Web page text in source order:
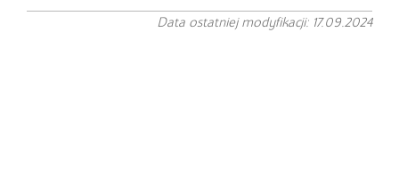
Data ostatniej modyfikacji: 17.09.2024